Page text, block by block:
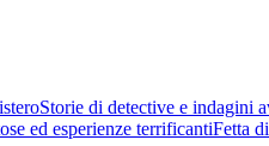
Storie di detective e indagini
ed esperienze terrificantiFetta